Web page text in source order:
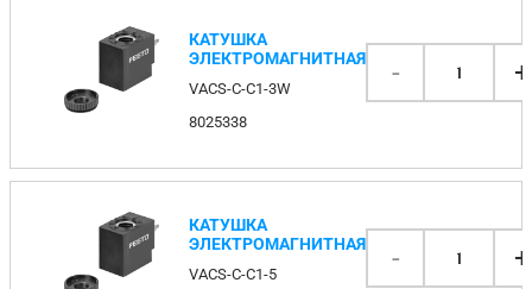
КАТУШКА
ЭЛЕКТРОМАГНИТНАЯ
VACS-C-C1-3W
8025338
- 1 +
КАТУШКА
ЭЛЕКТРОМАГНИТНАЯ
VACS-C-C1-5
- 1 +